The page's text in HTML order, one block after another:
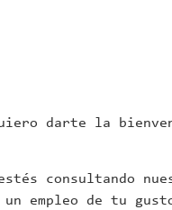
quiero darte la
consultando
un empleo de tu